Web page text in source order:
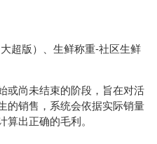
超版）、生鲜称重-社区生鲜
或尚未结束的阶段，旨在对活
的销售，系统会依据实际销量
出正确的毛利。